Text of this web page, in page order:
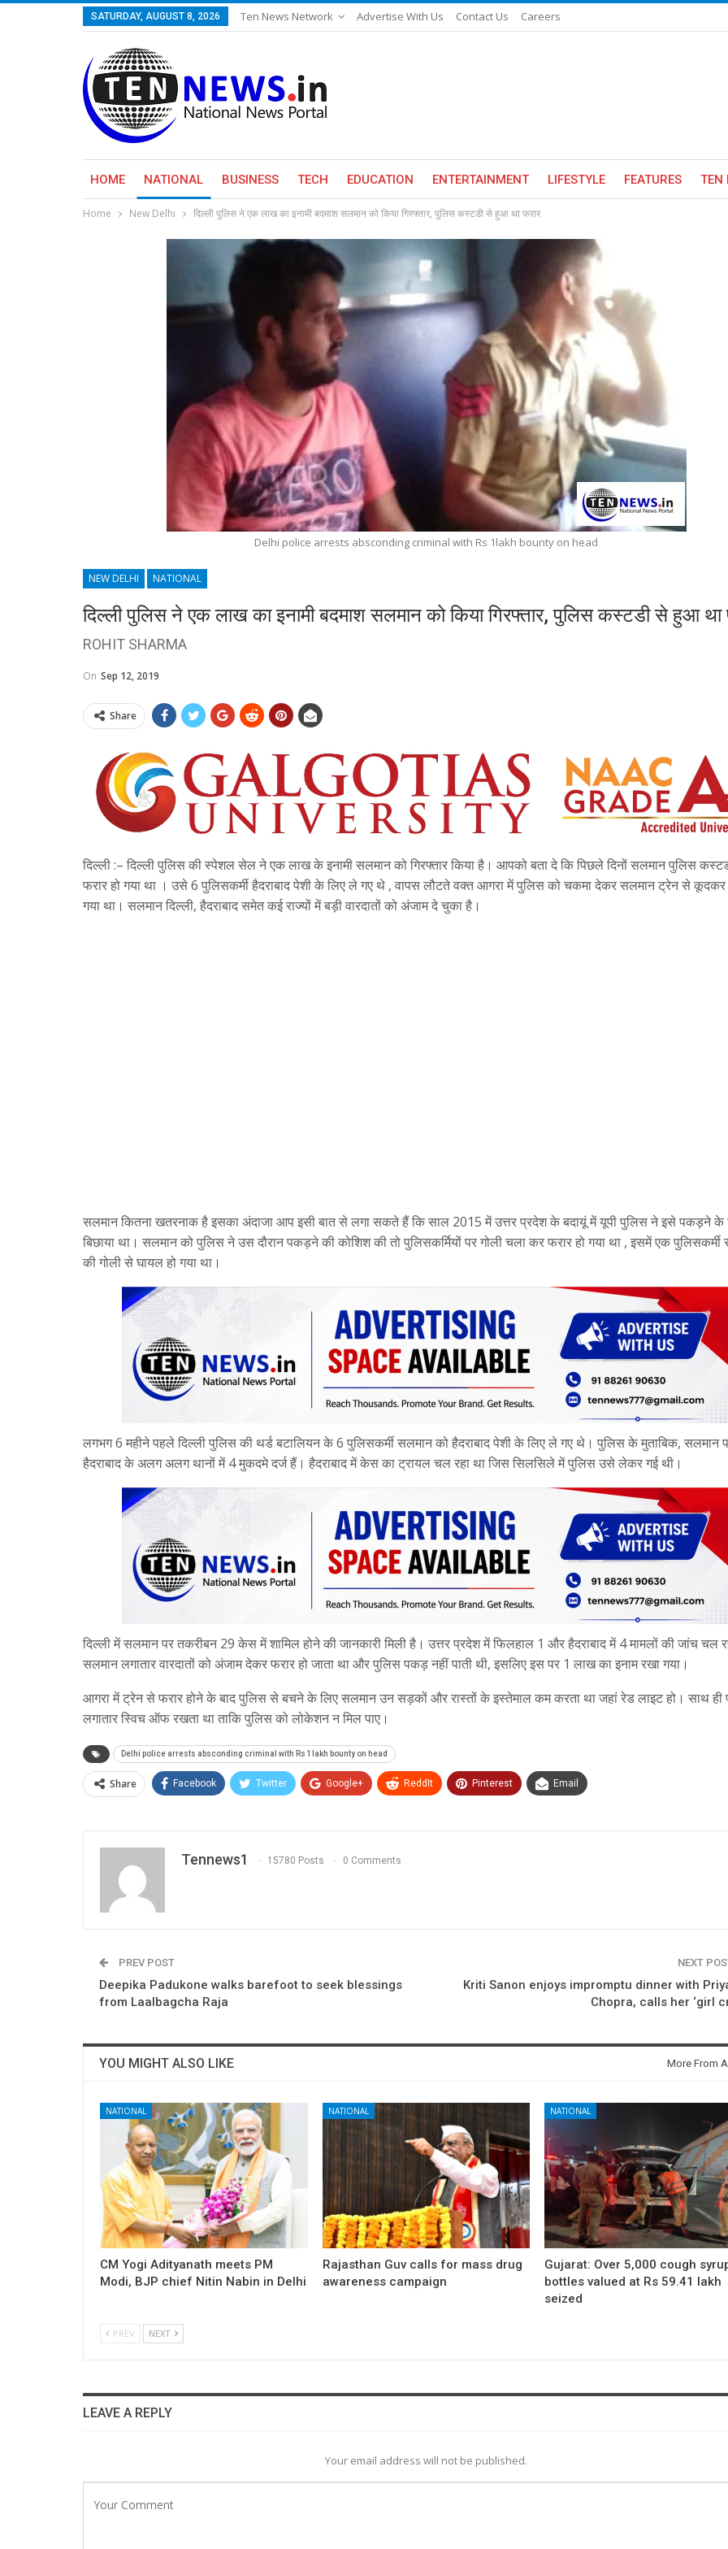
SATURDAY, AUGUST 8, 2026 Ten News Network Advertise With Us Contact Us Careers
HOME NATIONAL BUSINESS TECH EDUCATION ENTERTAINMENT LIFESTYLE FEATURES TEN
Home New Delhi दिल्ली पुलिस ने एक लाख का इनामी बदमाश सलमान को किया गिरफ्तार, पुलिस कस्टडी से हुआ था फरार
Delhi police arrests absconding criminal with Rs 1lakh bounty on head
NEW DELHI NATIONAL
दिल्ली पुलिस ने एक लाख का इनामी बदमाश सलमान को किया गिरफ्तार, पुलिस कस्टडी से हुआ था
ROHIT SHARMA
On Sep 12, 2019
Share
दिल्ली :– दिल्ली पुलिस की स्पेशल सेल ने एक लाख के इनामी सलमान को गिरफ्तार किया है। आपको बता दे कि पिछले दिनों सलमान पुलिस
फरार हो गया था । उसे 6 पुलिसकर्मी हैदराबाद पेशी के लिए ले गए थे , वापस लौटते वक्त आगरा में पुलिस को चकमा देकर सलमान ट्रेन से कूदकर
गया था। सलमान दिल्ली, हैदराबाद समेत कई राज्यों में बड़ी वारदातों को अंजाम दे चुका है।
सलमान कितना खतरनाक है इसका अंदाजा आप इसी बात से लगा सकते हैं कि साल 2015 में उत्तर प्रदेश के बदायूं में यूपी पुलिस ने इसे पकड़ने के
बिछाया था। सलमान को पुलिस ने उस दौरान पकड़ने की कोशिश की तो पुलिसकर्मियों पर गोली चला कर फरार हो गया था , इसमें एक पुलिसकर्मी
की गोली से घायल हो गया था।
लगभग 6 महीने पहले दिल्ली पुलिस की थर्ड बटालियन के 6 पुलिसकर्मी सलमान को हैदराबाद पेशी के लिए ले गए थे। पुलिस के मुताबिक, सलमान
हैदराबाद के अलग अलग थानों में 4 मुकदमे दर्ज हैं। हैदराबाद में केस का ट्रायल चल रहा था जिस सिलसिले में पुलिस उसे लेकर गई थी।
दिल्ली में सलमान पर तकरीबन 29 केस में शामिल होने की जानकारी मिली है। उत्तर प्रदेश में फिलहाल 1 और हैदराबाद में 4 मामलों की जांच चल
सलमान लगातार वारदातों को अंजाम देकर फरार हो जाता था और पुलिस पकड़ नहीं पाती थी, इसलिए इस पर 1 लाख का इनाम रखा गया।
आगरा में ट्रेन से फरार होने के बाद पुलिस से बचने के लिए सलमान उन सड़कों और रास्तों के इस्तेमाल कम करता था जहां रेड लाइट हो। साथ ही
लगातार स्विच ऑफ रखता था ताकि पुलिस को लोकेशन न मिल पाए।
Delhi police arrests absconding criminal with Rs 1lakh bounty on head
Share Facebook Twitter Google+ ReddIt Pinterest Email
Tennews1 15780 Posts 0 Comments
PREV POST
Deepika Padukone walks barefoot to seek blessings
from Laalbagcha Raja
NEXT
Kriti Sanon enjoys impromptu dinner with
Chopra, calls her ‘girl
YOU MIGHT ALSO LIKE More From
NATIONAL
CM Yogi Adityanath meets PM
Modi, BJP chief Nitin Nabin in Delhi
NATIONAL
Rajasthan Guv calls for mass drug
awareness campaign
NATIONAL
Gujarat: Over 5,000 cough
bottles valued at Rs 59.41 lakh
seized
PREV NEXT
LEAVE A REPLY
Your email address will not be published.